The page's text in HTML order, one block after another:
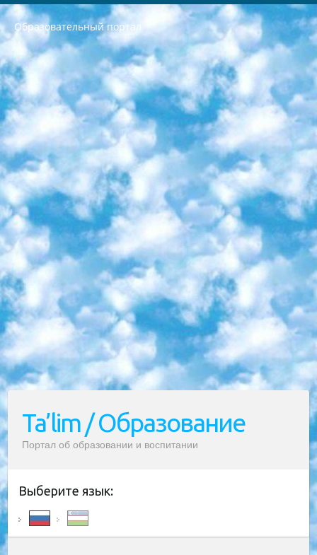
Образовательный портал
РЕСПУБЛИКА УЗБЕКИСТАН МИНИСТРЕРСТВО ДОШКОЛЬНОГО И ШКОЛЬНОГО ОБРАЗОВАНИЯ КОМАНДА в общеобразовательных учреждениях в 2023-2024 учебном году организация и проведение итоговой государственной аттестации обучающихся о Министра дошкольного и школьного образования Республики Узбекистан от 4 марта 2008 года (постановлением Минюста от 20 марта 2008 года № 1778 государственной регистрации) «Итоговое состояние учащихся общего среднего образования на основании положения об утверждении положения об аттестации общего среднего образования выпускной экзамен студентов в образовательных учреждениях в 2023-2024 учебном году В целях организации и прохождения аттестации приказываю: 1. Следующее: перечень предметов, по которым будет проводиться итоговая государственная аттестация и экзамен формы перевода согласно приложению 1; сертификаты международного образца, оценивающие уровень владения иностранными языками перечень согласно приложению 2; 2. Педагогический при специализированных образовательных учреждениях. научно-практический центр квалификации и международной оценки (Д.Давидова) 2024 г. До 25 марта: задания по предметам, по которым будет проводиться итоговая аттестация разработка и утверждение технических условий; итоговая аттестация на основании разработанного предметного задания разработка вопросов по предметам (устно и письменно), экзамен передача; общеобразовательные средние школы и специальные учебные заведения учащиеся выпускных классов школ и интернатов в агентской системе подготовка базы данных экзаменационных материалов и критериев оценки; перевод базы экзаменационных материалов на все языки обучения подать в Республиканский образовательный центр для изготовления; варианты экзаменов на основе разработанных контрольных материалов пусть будут поставлены задачи формирования. 3. Республиканский образовательный центр (Ш.Худайкулов) до 5 апреля 2024 года. до: база данных предоставленных экзаменационных материалов на все языки обучения перевод и экспертиза; для слепых, слабовидящих, глухих, слабослышащих и умственно отсталых детей учащиеся выпускных классов специализированных школ и школ-интернатов база данных экзаменационных материалов на всех преподаваемых языках подготовка критериев оценки; специализированные школы для умственно отсталых детей и технологии для учащихся выпускных классов школ-интернатов разработка соответствующих рекомендаций и критериев проведения ЕГЭ по естествознанию давать задания. 4. Педагогический при специализированных образовательных учреждениях. Научно-практический центр навыков и международной оценки (Д.Давидова), Республика образовательный центр (Худайкулов Ш.) итоговый государственный аттестационный экзамен ориентирован на творческое и логическое мышление при подготовке базы материалов учитывать введение заданий. 5. Следует отметить, что: сертификат государственного образца о знании общеобразовательного предмета и как минимум национальный уровень B1 по предметам на иностранных языках, указанным в Приложении 2. или международно признанный сертификат эквивалентного уровня студенты, изучающие определенный предмет, освобождаются от экзамена; по соответствующим предметам запланирована итоговая государственная аттестация за день до дня, путем жеребьевки Рабочей группой (в письменной форме по предметам, проводимым в форме) из числа сформированных вариантов выбрано 2 варианта; 2 выбранных варианта экзамена анонсированы на официальном сайте министерства и все выпускники по всей стране на основе этих вариантов проводит итоговую государственную аттестацию. 6. Государственное образование учащихся средних общеобразовательных учреждений. знания в соответствии с квалификационными требованиями, которые необходимо приобрести на основании стандартов итоговый (выпускной) контроль для 9 и 11 классов в целях тестирования Экзамены (далее – экзамены) состоят из предметов, перечисленных в приложении 1. будет сделано. 7. Экзамены пройдут с 26 мая по 15 июня 2024 г. (кроме науки физического воспитания). 8. Физическая для учащихся 9 классов общесредних образовательных учреждений. Экзамены по предмету «Образование, квалификация медицина» 1-6 мая 2024 года. сотрудники перевести под присмотр (с отклонениями в физическом или умственном развитии) специализированная школа для детей, школы-интернаты и со сколиозом школы-интернаты санаторного типа для больных детей исключены). 9. Он был слепым, слабовидящим и имел нарушения опорно-двигательного аппарата. экзамены в специализированных школах и интернатах для детей должны проводиться исходя из требований, предъявляемых к общеобразовательным учреждениям (физкультура кроме науки). 10. Специализированная школа для глухих и слабослышащих детей. и экзамены в интернатах и быть реализован в виде письменного теста по математике. 11. Специальность для умственно отсталых детей. Для 9 класса Родной язык и литературное письмо Государственный язык (язык обучения – узбекский). для неклассов) написано Математическое письмо Письменная/устная история Узбекистана Физическое воспитание практично Итоговый контроль Для 11 класса Написание родного языка и литературы (эссе) Математическое письмо Узбекский язык (обучение на узбекском языке) не посещающее общее среднее образование для учреждений)/Образовательное учреждение выбор письменный и устный Иностранный язык письменный/устный Письменная/устная история Узбекистана *По выбору студента:  Химия  Физика  Основы государственного права  География 10 бесплатных образовательных ресурсов - Мы составили подборку онлайн-проектов с интерактивными упражнениями, видеолекциями и статьями. Они помогут вам обрести новые и освежить старые знания бесплатно. 1. «ИНТУИТ» Старейшая образовательная площадка Рунета. Здесь вы найдёте сотни текстовых и видеокурсов на десятки различных тем — от программирования до психологии. Многие курсы подготовлены российскими университетами и крупными международными компаниями вроде Intel и Microsoft. Самостоятельное обучение бесплатное, но желающие могут оплатить услуги персональных наставников. 2. «Смартия» знакомит с актуальными профессиями и подсказывает, как им обучаться. Выбрав заинтересовавшую вас специальность — SMM-специалист, фотограф, веб-дизайнер или другую, — увидите список необходимых для неё умений. Чтобы вы могли освоить их самостоятельно, для каждого умения площадка отображает подборку ссылок на учебные материалы. Хотя «Смартия» ориентируется на русскоязычную аудиторию, часть контента всё же доступна только на английском. 3. «Лекторий Физтеха» Проект Московского физико-технического института (Физтеха). С его помощью вы можете смотреть онлайн серии лекций, записанные на видео в этом вузе. В числе доступных предметов — физика, биология, химия, информационные технологии и другие. К некоторым лекциям администрация ресурса прилагает готовые конспекты, которые можно скачивать в PDF-формате. 4. ITMOcourses Онлайн-площадка Санкт-Петербургского национального исследовательского университета информационных технологий, механики и оптики (ИТМО). Ресурс предоставляет свободный доступ к курсам, разработанным в этом вузе. Каталог материалов разбит на четыре категории: «Оптические системы и технологии», «Приборостроение и робототехника», «Информационные технологии» и «Биотехнологии». Курсы состоят из видеолекций, интерактивных демонстраций и заданий. 5. «КиберЛенинка» Электронная научная библиотека открытого доступа. Каталог площадки регулярно обрастает текстами статей из различных научных изданий. Сгруппированные по журналам и рубрикам публикации можно читать онлайн или скачивать целиком в PDF-формате. Проект нацелен на популяризацию науки за счёт открытого доступа к качественной информации. 6. «ПостНаука» На этом ресурсе публикуют подборки видеолекций, составленные экспертами из разных отраслей и объединённые общими темами. Среди них, к примеру, есть серии «Биоинформатика и геномика», «Культура средневековой Скандинавии» и Cinema Studies о теории кино. Каждая подборка лекций — логически связанная история, рассказанная экспертом от первого лица. Кроме того, на сайте появляются научно-образовательные статьи и тесты на разные темы. 7. «Newочём» Команда проекта «Newочём» отбирает самые интересные тексты из англоязычных СМИ и переводит те из них, за которые голосуют участники сообщества «ВКонтакте». По большей части это научно-популярные статьи. Редакторы придумывают лишь заголовки, в остальном содержание переводов соответствует оригиналам. Полные тексты можно читать прямо в социальной сети. 8. InternetUrok Онлайн-база материалов по основным дисциплинам школьной программы. Информация на сайте структурирована по классам, предметам и темам (урокам). Каждый урок состоит из видеолекций и конспектов. Есть также интерактивные тренажёры и тесты для закрепления пройденного материала. Даже если вы давно окончили школу, возможность повторить программу старших классов всегда может пригодиться. 9. Edutainme Ещё один ресурс об образовании. В отличие от Newtonew, как мне кажется, Edutainme больше ориентируется на представителей индустрии: педагогов, предпринимателей, разработчиков образовательных проектов. Но и любой, кто просто стремится к саморазвитию, найдёт на сайте много полезного и интересного для себя. Например, информацию о новых курсах и образовательных сервисах. 10. Newtonew Онлайн-медиа об образовании и обучении в широком смысле. Авторы Newtonew пишут об инструментах, заведениях, тактиках и стратегиях, которые помогают учить других и получать новые знания самостоятельно. На этой площадке вы найдёте новости, обзоры, аналитические мат
Ta’lim / Образование
Портал об образовании и воспитании
Выберите язык: